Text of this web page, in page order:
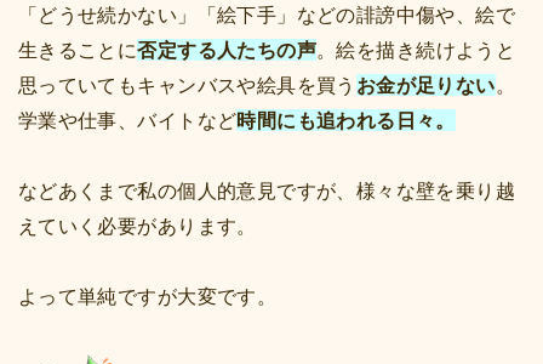
「どうせ続かない」「絵下手」などの誹謗中傷や、絵で
生きることに否定する人たちの声。絵を描き続けようと
思っていてもキャンバスや絵具を買う お金が足りない。
学業や仕事、バイトなど時間にも追われる日々。
などあくまで私の個人的意見ですが、様々な壁を乗り越
えていく必要があります。
よって単純ですが大変です。